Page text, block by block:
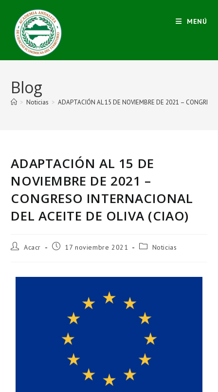
MENÚ
Blog
> Noticias > ADAPTACIÓN AL 15 DE NOVIEMBRE DE 2021 –
ADAPTACIÓN AL 15 DE
NOVIEMBRE DE 2021 –
CONGRESO INTERNACIONAL
DEL ACEITE DE OLIVA (CIAO)
Acacr 17 noviembre 2021 Noticias